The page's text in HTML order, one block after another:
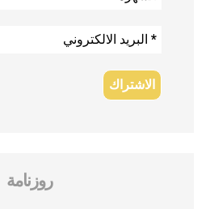
روزنامة